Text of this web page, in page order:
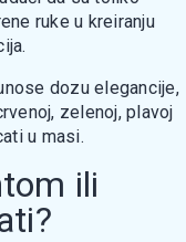
ruke u kreiranju
dozu elegancije,
zelenoj, plavoj
u masi.
ili